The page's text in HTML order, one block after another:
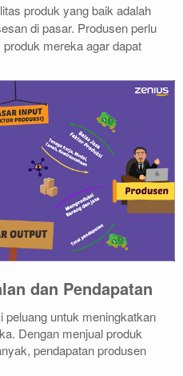
produk yang baik adalah
di pasar. Produsen perlu
mereka agar dapat
dan Pendapatan
peluang untuk meningkatkan
Dengan menjual produk
pendapatan produsen